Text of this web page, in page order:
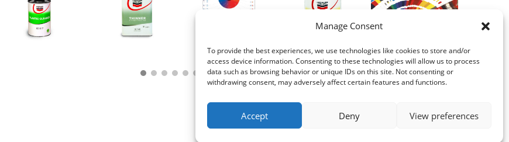
Manage Consent
To provide the best experiences, we use technologies like cookies to store and/or
access device information. Consenting to these technologies will allow us to process
data such as browsing behavior or unique IDs on this site. Not consenting or
withdrawing consent, may adversely affect certain features and functions.
Accept Deny View preferences
© 2021 Kaméleon Hungary Kft. Minden jog fenntartva. All rights reserved.